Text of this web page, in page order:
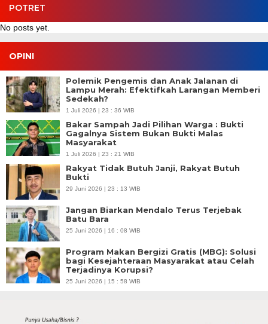
POTRET
No posts yet.
OPINI
Polemik Pengemis dan Anak Jalanan di
Lampu Merah: Efektifkah Larangan Memberi
Sedekah?
1 Juli 2026 | 23 : 36 WIB
Bakar Sampah Jadi Pilihan Warga : Bukti
Gagalnya Sistem Bukan Bukti Malas
Masyarakat
1 Juli 2026 | 23 : 21 WIB
Rakyat Tidak Butuh Janji, Rakyat Butuh
Bukti
29 Juni 2026 | 23 : 13 WIB
Jangan Biarkan Mendalo Terus Terjebak
Batu Bara
25 Juni 2026 | 16 : 08 WIB
Program Makan Bergizi Gratis (MBG): Solusi
bagi Kesejahteraan Masyarakat atau Celah
Terjadinya Korupsi?
25 Juni 2026 | 15 : 58 WIB